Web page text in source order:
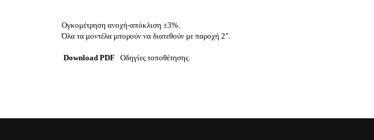
Ογκομέτρηση ανοχή-απόκλιση ±3%.
Όλα τα μοντέλα μπορούν να διατεθούν με παροχή 2".
Download PDF Οδηγίες τοποθέτησης.